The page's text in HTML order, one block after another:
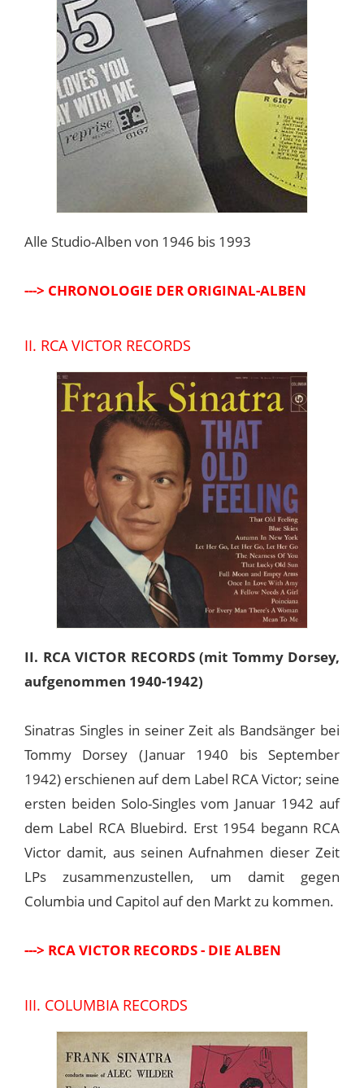
Alle Studio-Alben von 1946 bis 1993
---> CHRONOLOGIE DER ORIGINAL-ALBEN
II. RCA VICTOR RECORDS
II. RCA VICTOR RECORDS (mit Tommy Dorsey,
aufgenommen 1940-1942)
Sinatras Singles in seiner Zeit als Bandsänger bei
Tommy Dorsey (Januar 1940 bis September
1942) erschienen auf dem Label RCA Victor; seine
ersten beiden Solo-Singles vom Januar 1942 auf
dem Label RCA Bluebird. Erst 1954 begann RCA
Victor damit, aus seinen Aufnahmen dieser Zeit
LPs zusammenzustellen, um damit gegen
Columbia und Capitol auf den Markt zu kommen.
---> RCA VICTOR RECORDS - DIE ALBEN
III. COLUMBIA RECORDS